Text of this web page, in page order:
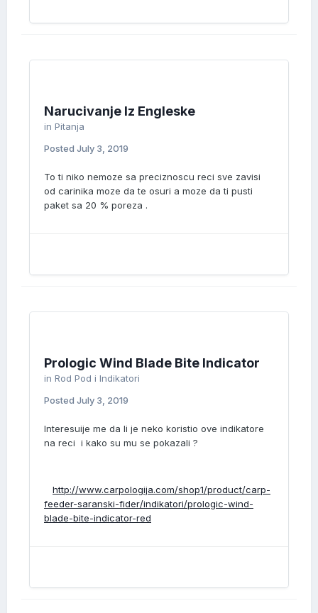
Narucivanje Iz Engleske
in Pitanja
Posted July 3, 2019
To ti niko nemoze sa preciznoscu reci sve zavisi
od carinika moze da te osuri a moze da ti pusti
paket sa 20 % poreza .
Prologic Wind Blade Bite Indicator
in Rod Pod i Indikatori
Posted July 3, 2019
Interesuije me da li je neko koristio ove indikatore
na reci i kako su mu se pokazali ?
http://www.carpologija.com/shop1/product/carp-
feeder-saranski-fider/indikatori/prologic-wind-
blade-bite-indicator-red